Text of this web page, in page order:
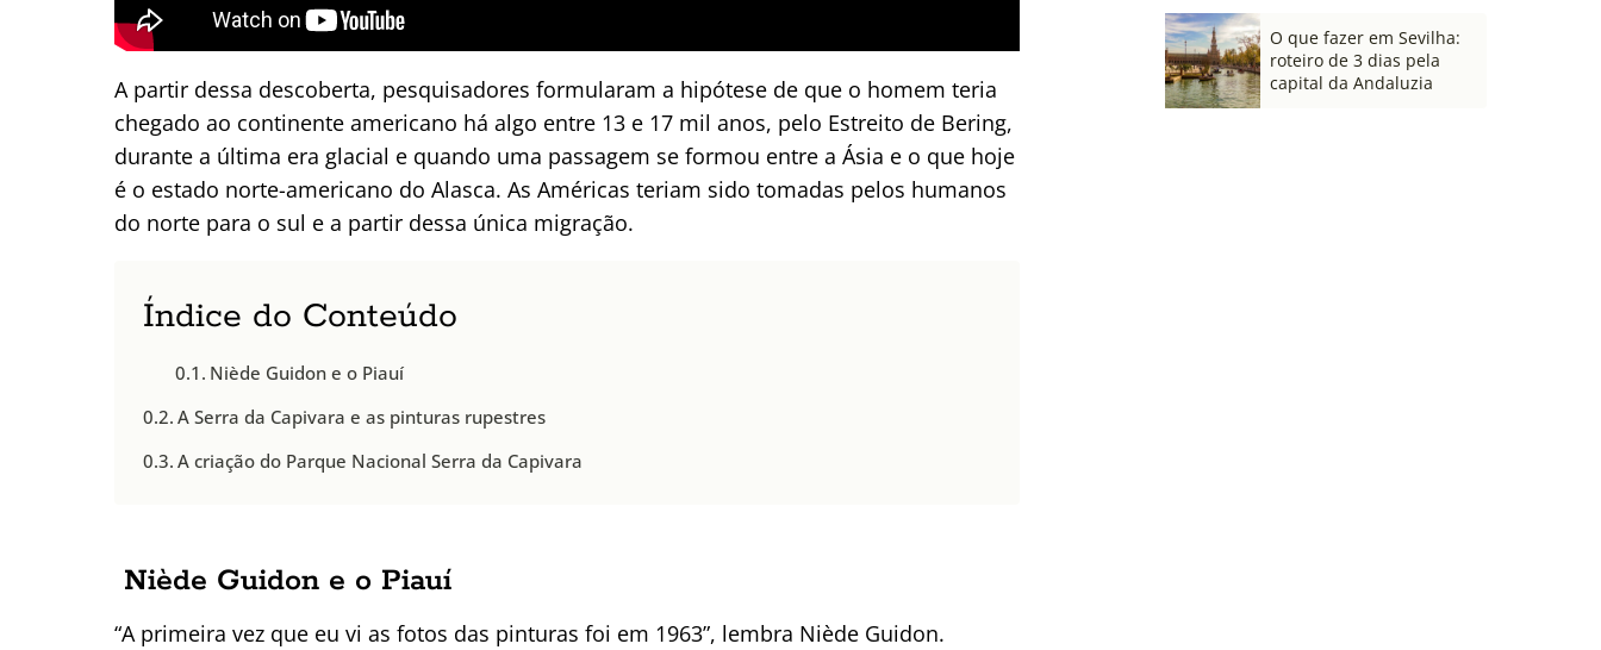
A partir dessa descoberta, pesquisadores formularam a hipótese de que o homem teria
chegado ao continente americano há algo entre 13 e 17 mil anos, pelo Estreito de Bering,
durante a última era glacial e quando uma passagem se formou entre a Ásia e o que hoje
é o estado norte-americano do Alasca. As Américas teriam sido tomadas pelos humanos
do norte para o sul e a partir dessa única migração.
Índice do Conteúdo
Niède Guidon e o Piauí
A Serra da Capivara e as pinturas rupestres
A criação do Parque Nacional Serra da Capivara
Niède Guidon e o Piauí
“A primeira vez que eu vi as fotos das pinturas foi em 1963”, lembra Niède Guidon.
O que fazer em Sevilha:
roteiro de 3 dias pela
capital da Andaluzia